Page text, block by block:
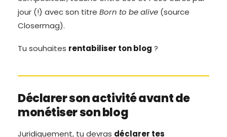
jour (!) avec son titre Born to be alive (source
Closermag).
Tu souhaites rentabiliser ton blog ?
Déclarer son activité avant de
monétiser son blog
Juridiquement, tu devras déclarer tes